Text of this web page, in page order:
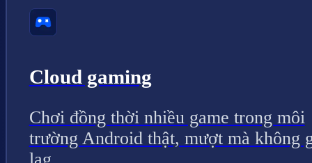
Cloud gaming
Chơi đồng thời nhiều game trong môi
trường Android thật, mượt mà không
lag.